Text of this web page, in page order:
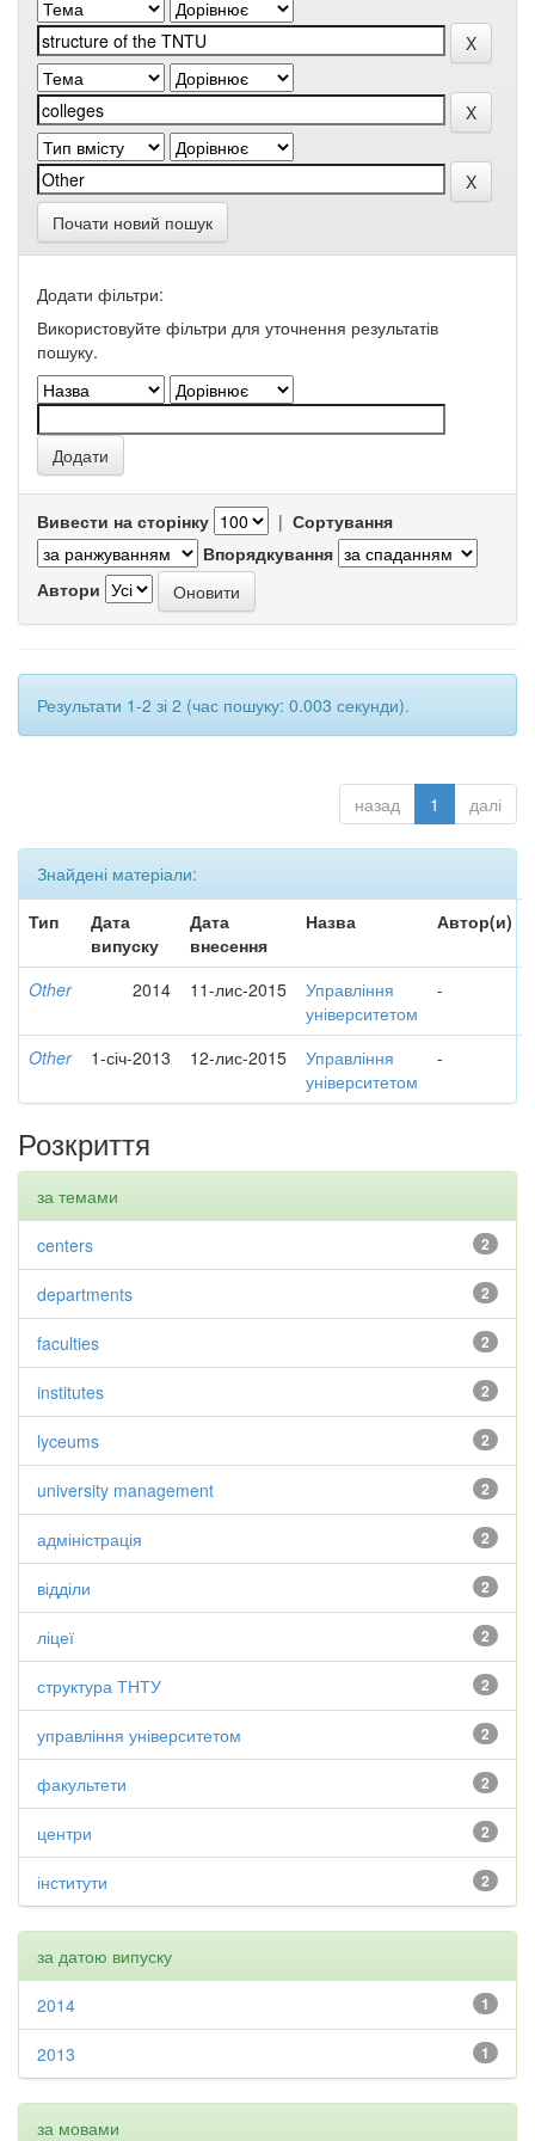
Почати новий пошук
Додати фільтри:
Використовуйте фільтри для уточнення результатів
пошуку.
Вивести на сторінку | Сортування
Впорядкування
Автори
Результати 1-2 зі 2 (час пошуку: 0.003 секунди).
назад 1 далі
Знайдені матеріали:
Тип
Дата
випуску
Дата
внесення
Назва Автор(и)
Other 2014 11-лис-2015
Управління
університетом
-
Other 1-січ-2013 12-лис-2015
Управління
університетом
-
Розкриття
за темами
2
centers
2
departments
2
faculties
2
institutes
2
lyceums
2
university management
2
адміністрація
2
відділи
2
ліцеї
2
структура ТНТУ
2
управління університетом
2
факультети
2
центри
2
інститути
за датою випуску
1
2014
1
2013
за мовами